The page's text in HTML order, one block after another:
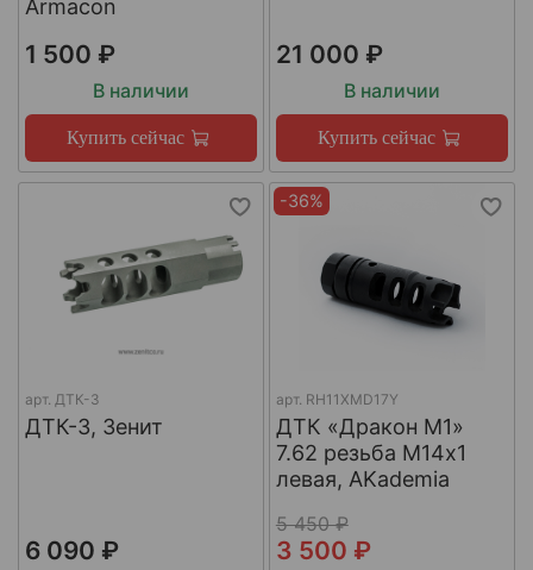
Armacon
1 500 ₽
В наличии
Купить сейчас
21 000 ₽
В наличии
Купить сейчас
арт. ДТК-3
ДТК-3, Зенит
6 090 ₽
-36%
арт. RH11XMD17Y
ДТК «Дракон М1»
7.62 резьба М14х1
левая, AKademia
5 450 ₽
3 500 ₽